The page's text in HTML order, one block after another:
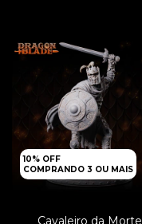
10% OFF
COMPRANDO 3 OU MAIS
Cavaleiro da Morte